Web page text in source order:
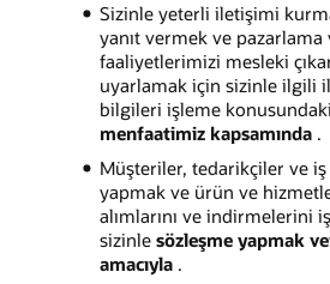
Sizinle yeterli iletişimi
yanıt vermek ve pazarlama
faaliyetlerimizi mesleki
uyarlamak için sizinle ilgili
bilgileri işleme konusundaki
menfaatimiz kapsamında .
Müşteriler, tedarikçiler ve
yapmak ve ürün ve
alımlarını ve indirmelerini
sizinle sözleşme yapmak
amacıyla .